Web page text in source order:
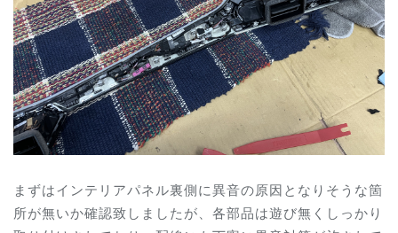
まずはインテリアパネル裏側に異音の原因となりそうな箇
所が無いか確認致しましたが、各部品は遊び無くしっかり